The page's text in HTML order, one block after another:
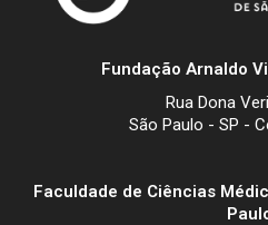
Fundação Arnaldo
Rua Dona
São Paulo - SP -
Faculdade de Ciências